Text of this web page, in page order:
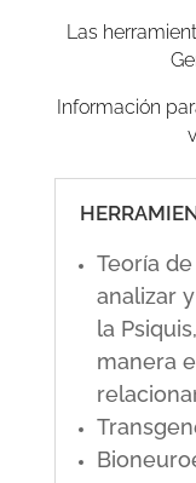
Las
Información
Teoría
analizar
la
manera